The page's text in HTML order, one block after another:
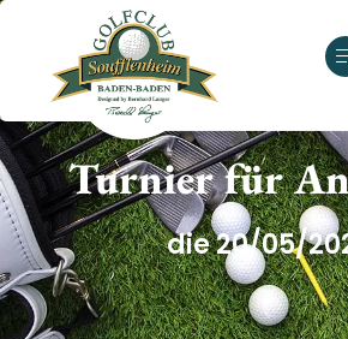
Turnier für
die 20/05/